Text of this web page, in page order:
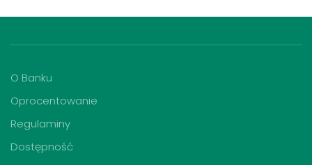
O Banku
Oprocentowanie
Regulaminy
Dostępność